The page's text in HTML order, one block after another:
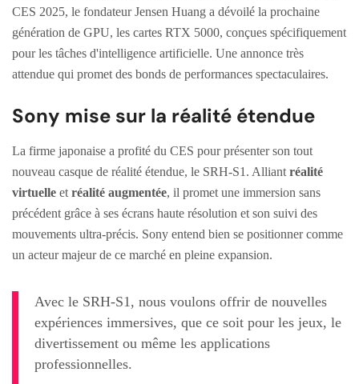
CES 2025, le fondateur Jensen Huang a dévoilé la prochaine
génération de GPU, les cartes RTX 5000, conçues spécifiquement
pour les tâches d'intelligence artificielle. Une annonce très
attendue qui promet des bonds de performances spectaculaires.
Sony mise sur la réalité étendue
La firme japonaise a profité du CES pour présenter son tout
nouveau casque de réalité étendue, le SRH-S1. Alliant réalité
virtuelle et réalité augmentée, il promet une immersion sans
précédent grâce à ses écrans haute résolution et son suivi des
mouvements ultra-précis. Sony entend bien se positionner comme
un acteur majeur de ce marché en pleine expansion.
Avec le SRH-S1, nous voulons offrir de nouvelles
expériences immersives, que ce soit pour les jeux, le
divertissement ou même les applications
professionnelles.